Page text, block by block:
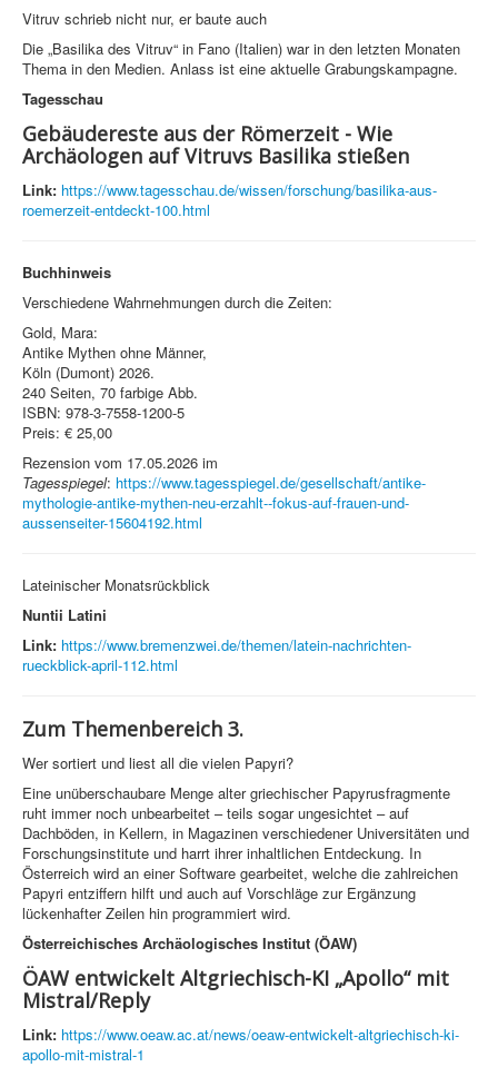
Vitruv schrieb nicht nur, er baute auch
Die „Basilika des Vitruv“ in Fano (Italien) war in den letzten Monaten
Thema in den Medien. Anlass ist eine aktuelle Grabungskampagne.
Tagesschau
Gebäudereste aus der Römerzeit - Wie
Archäologen auf Vitruvs Basilika stießen
Link: https://www.tagesschau.de/wissen/forschung/basilika-aus-
roemerzeit-entdeckt-100.html
Buchhinweis
Verschiedene Wahrnehmungen durch die Zeiten:
Gold, Mara:
Antike Mythen ohne Männer,
Köln (Dumont) 2026.
240 Seiten, 70 farbige Abb.
ISBN: 978-3-7558-1200-5
Preis: € 25,00
Rezension vom 17.05.2026 im
Tagesspiegel: https://www.tagesspiegel.de/gesellschaft/antike-
mythologie-antike-mythen-neu-erzahlt--fokus-auf-frauen-und-
aussenseiter-15604192.html
Lateinischer Monatsrückblick
Nuntii Latini
Link: https://www.bremenzwei.de/themen/latein-nachrichten-
rueckblick-april-112.html
Zum Themenbereich 3.
Wer sortiert und liest all die vielen Papyri?
Eine unüberschaubare Menge alter griechischer Papyrusfragmente
ruht immer noch unbearbeitet – teils sogar ungesichtet – auf
Dachböden, in Kellern, in Magazinen verschiedener Universitäten und
Forschungsinstitute und harrt ihrer inhaltlichen Entdeckung. In
Österreich wird an einer Software gearbeitet, welche die zahlreichen
Papyri entziffern hilft und auch auf Vorschläge zur Ergänzung
lückenhafter Zeilen hin programmiert wird.
Österreichisches Archäologisches Institut (ÖAW)
ÖAW entwickelt Altgriechisch-KI „Apollo“ mit
Mistral/Reply
Link: https://www.oeaw.ac.at/news/oeaw-entwickelt-altgriechisch-ki-
apollo-mit-mistral-1